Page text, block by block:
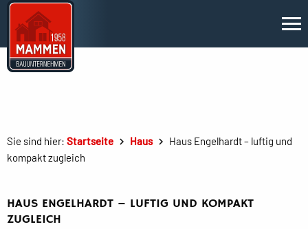
Sie sind hier: Startseite Haus
Haus Engelhardt – luftig und
kompakt zugleich
HAUS ENGELHARDT – LUFTIG UND KOMPAKT
ZUGLEICH